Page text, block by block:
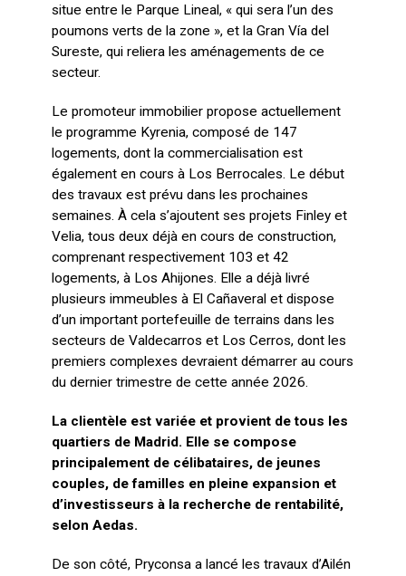
situe entre le Parque Lineal, « qui sera l’un des
poumons verts de la zone », et la Gran Vía del
Sureste, qui reliera les aménagements de ce
secteur.
Le promoteur immobilier propose actuellement
le programme Kyrenia, composé de 147
logements, dont la commercialisation est
également en cours à Los Berrocales. Le début
des travaux est prévu dans les prochaines
semaines. À cela s’ajoutent ses projets Finley et
Velia, tous deux déjà en cours de construction,
comprenant respectivement 103 et 42
logements, à Los Ahijones. Elle a déjà livré
plusieurs immeubles à El Cañaveral et dispose
d’un important portefeuille de terrains dans les
secteurs de Valdecarros et Los Cerros, dont les
premiers complexes devraient démarrer au cours
du dernier trimestre de cette année 2026.
La clientèle est variée et provient de tous les
quartiers de Madrid. Elle se compose
principalement de célibataires, de jeunes
couples, de familles en pleine expansion et
d’investisseurs à la recherche de rentabilité,
selon Aedas.
De son côté, Pryconsa a lancé les travaux d’Ailén